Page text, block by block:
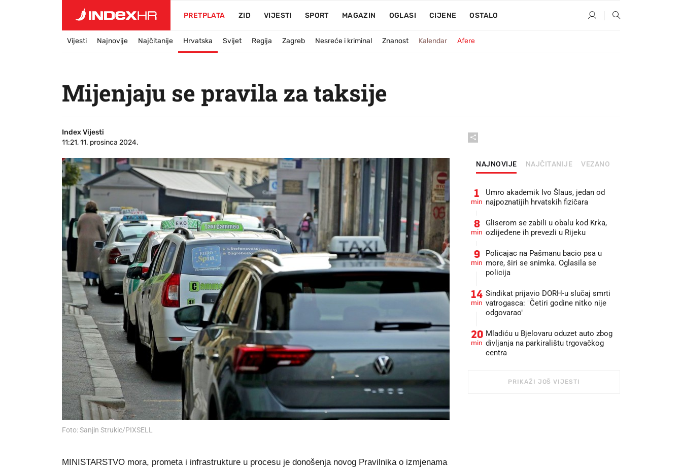
PRETPLATA ZID VIJESTI SPORT MAGAZIN OGLASI CIJENE OSTALO
Vijesti Najnovije Najčitanije Hrvatska Svijet Regija Zagreb Nesreće i kriminal Znanost Kalendar Afere
Mijenjaju se pravila za taksije
Index Vijesti
11:21, 11. prosinca 2024.
Foto: Sanjin Strukic/PIXSELL
MINISTARSTVO mora, prometa i infrastrukture u procesu je donošenja novog Pravilnika o izmjenama
NAJNOVIJE NAJČITANIJE VEZANO
1
min
Umro akademik Ivo Šlaus, jedan od
najpoznatijih hrvatskih fizičara
8
min
Gliserom se zabili u obalu kod Krka,
ozlijeđene ih prevezli u Rijeku
9
min
Policajac na Pašmanu bacio psa u
more, širi se snimka. Oglasila se
policija
14
min
Sindikat prijavio DORH-u slučaj smrti
vatrogasca: "Četiri godine nitko nije
odgovarao"
20
min
Mladiću u Bjelovaru oduzet auto zbog
divljanja na parkiralištu trgovačkog
centra
PRIKAŽI JOŠ VIJESTI